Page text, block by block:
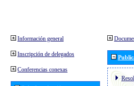
Información general
Inscripción de delegados
Conferencias conexas